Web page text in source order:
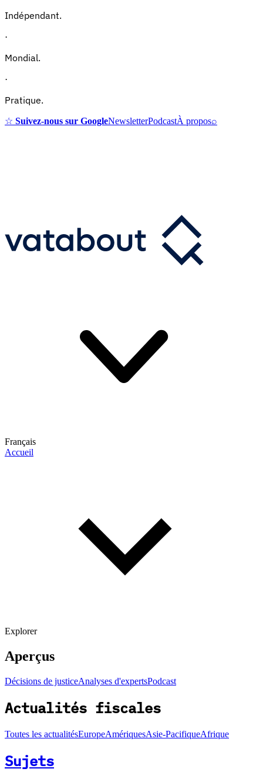
Indépendant.
·
Mondial.
·
Pratique.
☆ Suivez-nous sur GoogleNewsletterPodcastÀ propos⌕
Français
Accueil
Explorer
Aperçus
Décisions de justiceAnalyses d'expertsPodcast
Actualités fiscales
Toutes les actualitésEuropeAmériquesAsie-PacifiqueAfrique
Sujets